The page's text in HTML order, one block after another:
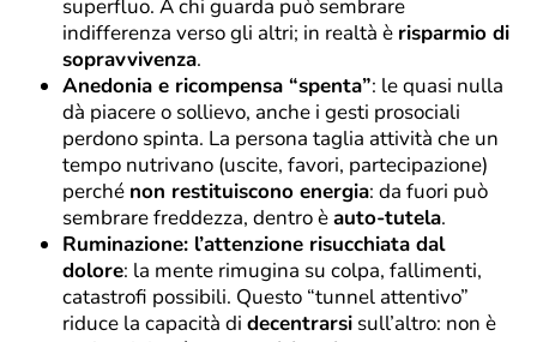
superfluo. A chi guarda può sembrare
indifferenza verso gli altri; in realtà è risparmio di
sopravvivenza.
Anedonia e ricompensa “spenta”: le quasi nulla
dà piacere o sollievo, anche i gesti prosociali
perdono spinta. La persona taglia attività che un
tempo nutrivano (uscite, favori, partecipazione)
perché non restituiscono energia: da fuori può
sembrare freddezza, dentro èauto-tutela.
Ruminazione: l’attenzione risucchiata dal
dolore: la mente rimugina su colpa, fallimenti,
catastrofi possibili. Questo “tunnel attentivo”
riduce la capacità di decentrarsi sull’altro: non è